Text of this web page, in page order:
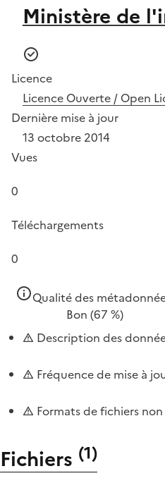
Ministère de
Licence
Licence Ouverte / Open
Dernière mise à jour
13 octobre 2014
Vues
0
Téléchargements
0
Qualité des
Bon (67 %)
Description des
Fréquence de mise à
Formats de fichiers
Fichiers (1)